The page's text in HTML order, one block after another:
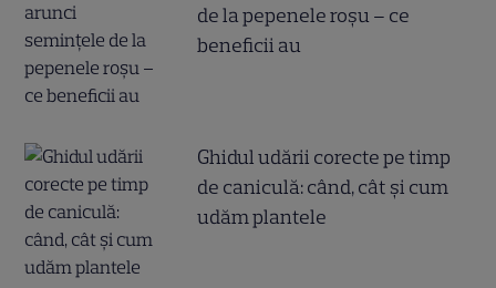
de la pepenele roșu – ce
beneficii au
Ghidul udării corecte pe timp
de caniculă: când, cât şi cum
udăm plantele